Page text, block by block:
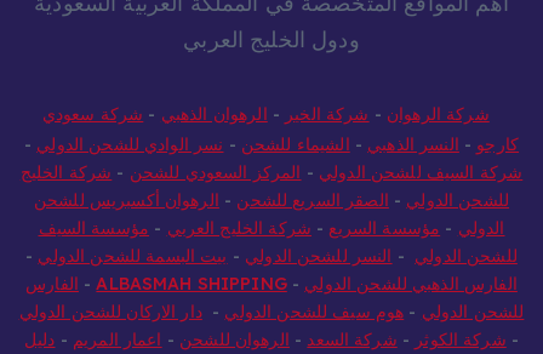
ودول الخليج العربي
شركة الرهوان - شركة الخير - الرهوان الذهبي - شركة سعودي
كارجو - النسر الذهبي - الشيماء للشحن - نسر الوادي للشحن الدولي -
شركة السيف للشحن الدولي - المركز السعودي للشحن - شركة الخليج
للشحن الدولي - الصقر السريع للشحن - الرهوان أكسبريس للشحن
الدولي - مؤسسة السريع - شركة الخليج العربي - مؤسسة السيف
للشحن الدولي - النسر للشحن الدولي - بيت البسمة للشحن الدولي -
الفارس الذهبي للشحن الدولي -
ALBASMAH SHIPPING
- الفارس
للشحن الدولي - هوم سيف للشحن الدولي -دار الاركان للشحن الدولي
- شركة الكوثر - شركة السعد - الرهوان للشحن - اعمار المريم - دليل